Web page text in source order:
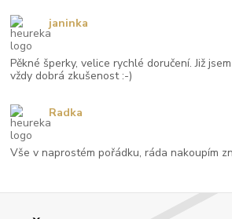
Pěkné šperky, velice rychlé doručení. Již
vždy dobrá zkušenost :-)
janinka
Vše v naprostém pořádku, ráda nakoupím
Radka